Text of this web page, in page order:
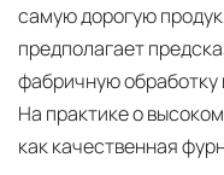
самую дорогую
предполагает
фабричную
На практике о
как качественная